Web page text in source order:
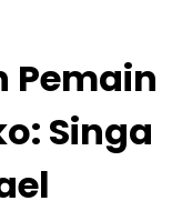
Pemain
Singa